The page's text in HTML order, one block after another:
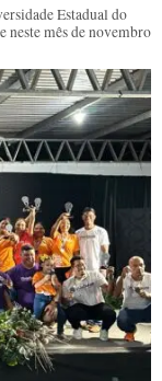
Estadual do
mês de novembro